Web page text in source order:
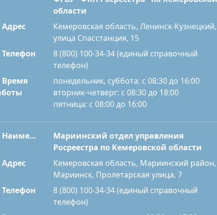
области
Адрес
Кемеровская область, Ленинск-Кузнецкий,
улица Спасстанция, 15
Телефон
8 (800) 100-34-34 (единый справочный
телефон)
Время
понедельник, суббота: с 08:30 до 16:00
вторник-четверг: с 08:30 до 18:00
пятница: с 08:00 до 16:00
Наименование
Мариинский отдел управления
Росреестра по Кемеровской области
Адрес
Кемеровская область, Мариинский район,
Мариинск, Пролетарская улица, 7
Телефон
8 (800) 100-34-34 (единый справочный
телефон)